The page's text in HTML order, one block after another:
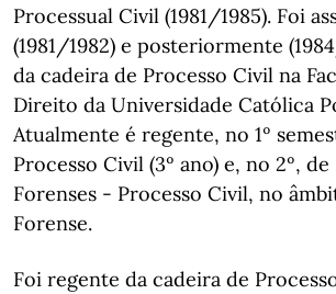
Processual Civil (1981/1985). Foi
(1981/1982) e posteriormente
da cadeira de Processo Civil na
Direito da Universidade Católica
Atualmente é regente, no 1º
Processo Civil (3º ano) e, no 2º,
Forenses - Processo Civil, no
Forense.
Foi regente da cadeira de